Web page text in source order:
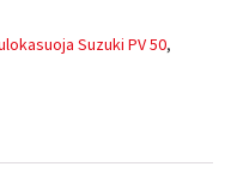
Suzuki PV 50,